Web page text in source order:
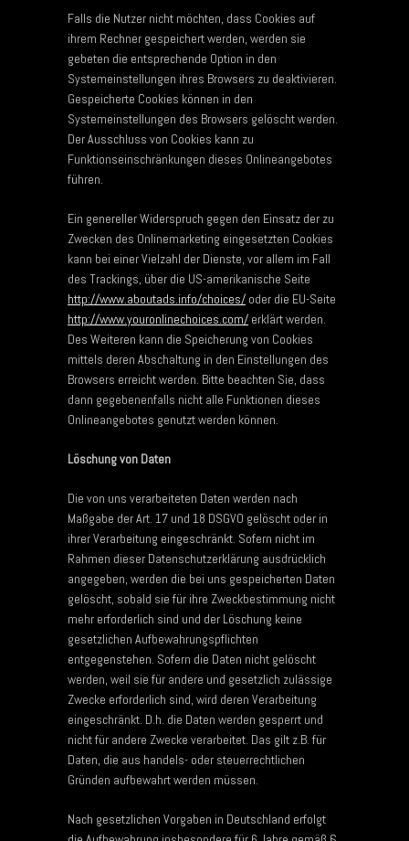
Falls die Nutzer nicht möchten, dass Cookies auf
ihrem Rechner gespeichert werden, werden sie
gebeten die entsprechende Option in den
Systemeinstellungen ihres Browsers zu deaktivieren.
Gespeicherte Cookies können in den
Systemeinstellungen des Browsers gelöscht werden.
Der Ausschluss von Cookies kann zu
Funktionseinschränkungen dieses Onlineangebotes
führen.
Ein genereller Widerspruch gegen den Einsatz der zu
Zwecken des Onlinemarketing eingesetzten Cookies
kann bei einer Vielzahl der Dienste, vor allem im Fall
des Trackings, über die US-amerikanische Seite
http://www.aboutads.info/choices/ oder die EU-Seite
http://www.youronlinechoices.com/ erklärt werden.
Des Weiteren kann die Speicherung von Cookies
mittels deren Abschaltung in den Einstellungen des
Browsers erreicht werden. Bitte beachten Sie, dass
dann gegebenenfalls nicht alle Funktionen dieses
Onlineangebotes genutzt werden können.
Löschung von Daten
Die von uns verarbeiteten Daten werden nach
Maßgabe der Art. 17 und 18 DSGVO gelöscht oder in
ihrer Verarbeitung eingeschränkt. Sofern nicht im
Rahmen dieser Datenschutzerklärung ausdrücklich
angegeben, werden die bei uns gespeicherten Daten
gelöscht, sobald sie für ihre Zweckbestimmung nicht
mehr erforderlich sind und der Löschung keine
gesetzlichen Aufbewahrungspflichten
entgegenstehen. Sofern die Daten nicht gelöscht
werden, weil sie für andere und gesetzlich zulässige
Zwecke erforderlich sind, wird deren Verarbeitung
eingeschränkt. D.h. die Daten werden gesperrt und
nicht für andere Zwecke verarbeitet. Das gilt z.B. für
Daten, die aus handels- oder steuerrechtlichen
Gründen aufbewahrt werden müssen.
Nach gesetzlichen Vorgaben in Deutschland erfolgt